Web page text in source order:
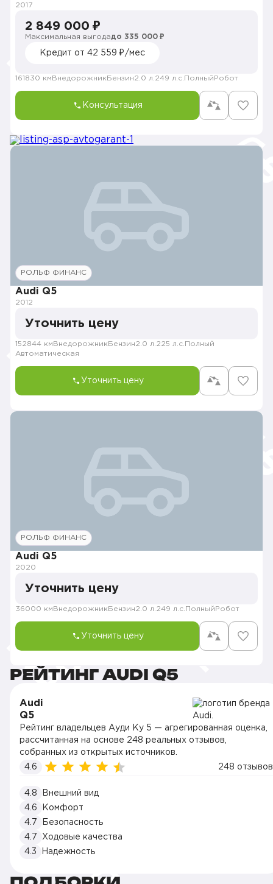
2017
2 849 000 ₽
Максимальная выгодадо 335 000 ₽
Кредит от 42 559 ₽/мес
161830 км Внедорожник Бензин2.0 л. 249 л.с. Полный Робот
Консультация
РОЛЬФ ФИНАНС
Audi Q5
2012
Уточнить цену
152844 км Внедорожник Бензин2.0 л. 225 л.с. Полный
Автоматическая
Уточнить цену
РОЛЬФ ФИНАНС
Audi Q5
2020
Уточнить цену
36000 км Внедорожник Бензин2.0 л. 249 л.с. Полный Робот
Уточнить цену
РЕЙТИНГ AUDI Q5
Audi
Q5
Рейтинг владельцев Ауди Ку 5 — агрегированная оценка,
рассчитанная на основе 248 реальных отзывов,
собранных из открытых источников.
4.6
248 отзывов
4.8
Внешний вид
4.6
Комфорт
4.7
Безопасность
4.7
Ходовые качества
4.3
Надежность